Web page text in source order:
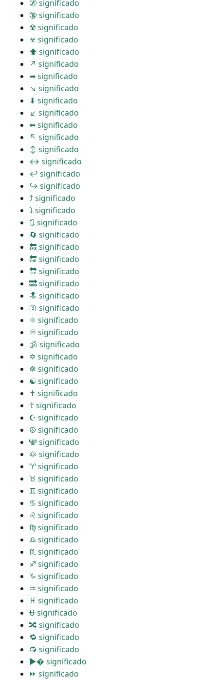
🚷 significado
🔞 significado
☢ significado
☣ significado
⬆ significado
↗ significado
➡ significado
↘ significado
⬇ significado
↙ significado
⬅ significado
↖ significado
↕ significado
↔ significado
↩ significado
↪ significado
⤴ significado
⤵ significado
🔃 significado
🔄 significado
🔙 significado
🔚 significado
🔛 significado
🔜 significado
🔝 significado
🛐 significado
⚛ significado
♾ significado
🕉 significado
✡ significado
☸ significado
☯ significado
✝ significado
☦ significado
☪ significado
☮ significado
🕎 significado
🔯 significado
♈ significado
♉ significado
♊ significado
♋ significado
♌ significado
♍ significado
♎ significado
♏ significado
♐ significado
♑ significado
♒ significado
♓ significado
⛎ significado
🔀 significado
🔁 significado
🔂 significado
▶� significado
⏩ significado